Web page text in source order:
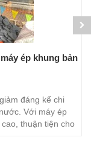
ép khung bản
đáng kể chi
Với máy ép
thuận tiện cho